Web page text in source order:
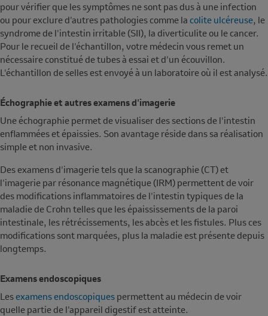
pour vérifier que les symptômes ne sont pas dus à une infection
ou pour exclure d'autres pathologies comme la colite ulcéreuse, le
syndrome de l'intestin irritable (SII), la diverticulite ou le cancer.
Pour le recueil de l'échantillon, votre médecin vous remet un
nécessaire constitué de tubes à essai et d'un écouvillon.
L'échantillon de selles est envoyé à un laboratoire où il est analysé.
Échographie et autres examens d'imagerie
Une échographie permet de visualiser des sections de l'intestin
enflammées et épaissies. Son avantage réside dans sa réalisation
simple et non invasive.
Des examens d'imagerie tels que la scanographie (CT) et
l'imagerie par résonance magnétique (IRM) permettent de voir
des modifications inflammatoires de l'intestin typiques de la
maladie de Crohn telles que les épaississements de la paroi
intestinale, les rétrécissements, les abcès et les fistules. Plus ces
modifications sont marquées, plus la maladie est présente depuis
longtemps.
Examens endoscopiques
Lesexamens endoscopiques permettent au médecin de voir
quelle partie de l'appareil digestif est atteinte.